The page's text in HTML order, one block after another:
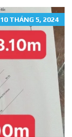
10 THÁNG 5, 2024